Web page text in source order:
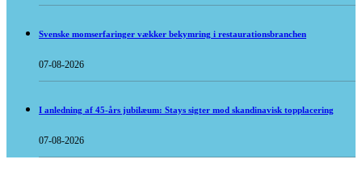
Svenske momserfaringer vækker bekymring i restaurationsbranchen
07-08-2026
I anledning af 45-års jubilæum: Stays sigter mod skandinavisk topplacering
07-08-2026